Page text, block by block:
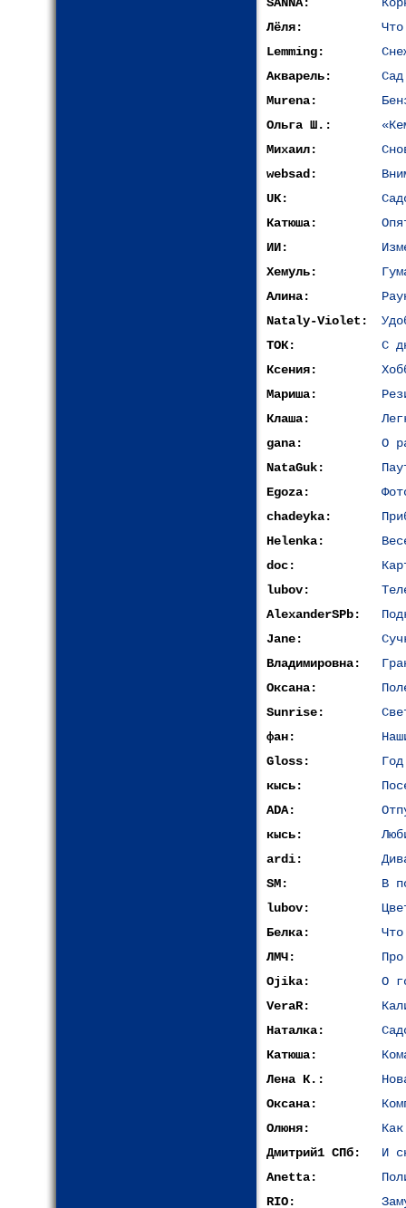
Лёля:
Lemming:
Акварель:
Murena:
Ольга Ш.:
Михаил:
websad:
UK:
Катюша:
ИИ:
Хемуль:
Алина:
Nataly-Violet:
ТОК:
С
Ксения:
Мариша:
Клаша:
gana:
О
NataGuk:
Egoza:
chadeyka:
Helenka:
doc:
lubov:
AlexanderSPb:
Jane:
Владимировна:
Оксана:
Sunrise:
фан:
Gloss:
кысь:
ADA:
кысь:
ardi:
SM:
В
lubov:
Белка:
ЛМЧ:
Ojika:
О
VeraR:
Наталка:
Катюша:
Лена К.:
Оксана:
Олюня:
Дмитрий1 СПб:
И
Anetta:
RIO: